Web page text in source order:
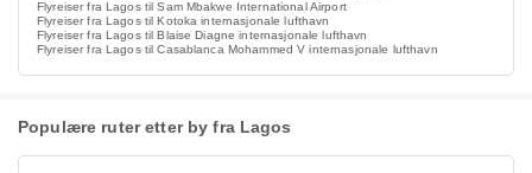
Flyreiser fra Lagos til Sam Mbakwe International Airport
Flyreiser fra Lagos til Kotoka internasjonale lufthavn
Flyreiser fra Lagos til Blaise Diagne internasjonale lufthavn
Flyreiser fra Lagos til Casablanca Mohammed V internasjonale lufthavn
Populære ruter etter by fra Lagos